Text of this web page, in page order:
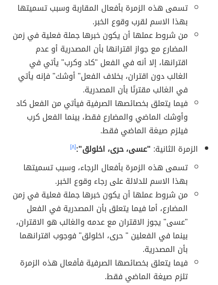
تسمى هذه الزمرة بأفعال المقاربة وسبب تسميتها
بهذا الاسم لقرب وقوع الخبر.
من شروط عملها أن يكون خبرها جملة فعلية في زمن
المضارع مع جواز اقترانها بأن المصدرية أو عدم
اقترانها، إلا أنه في الفعل "كاد وكرب" يأتي في
الغالب دون اقتران، بخلاف الفعل" أوشك" فإنه يأتي
في الغالب مقترنًا بأن المصدرية.
فيما يتعلق بخصائصها الصرفية فيأتي من الفعل كاد
وأوشك الماضي والمضارع فقط، بينما الفعل كرب
فيلزم صيغة الماضي فقط.
الزمرة الثانية: "عسى، حرى، اخلولق":[٨]
تسمى هذه الزمرة بأفعال الرجاء، وسبب تسميتها
بهذا الاسم للدلالة على رجاء وقوع الخبر.
من شروط عملها أن يكون خبرها جملة فعلية في زمن
المضارع، أما فيما يتعلق بأن المصدرية في الفعل
"عسى" يجوز الاقتران مع عدمه والغالب هو الاقتران،
بينما في الفعلين " حرى، اخلولق" فوجوب اقترانهما
بأن المصدرية.
فيما يتعلق بخصائصها الصرفية فأفعال هذه الزمرة
تلزم صيغة الماضي فقط.